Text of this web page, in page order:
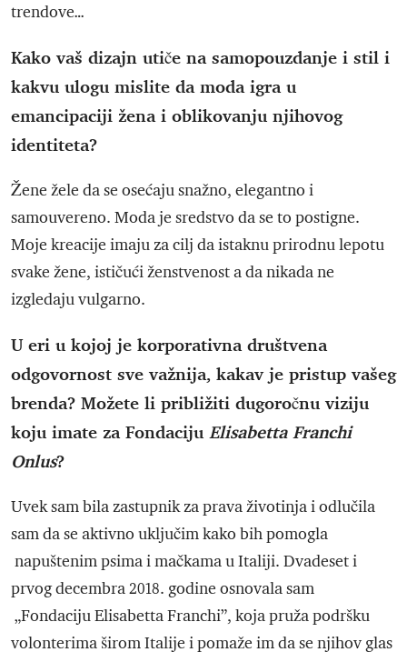
trendove…
Kako vaš dizajn utiče na samopouzdanje i stil i
kakvu ulogu mislite da moda igra u
emancipaciji žena i oblikovanju njihovog
identiteta?
Žene žele da se osećaju snažno, elegantno i
samouvereno. Moda je sredstvo da se to postigne.
Moje kreacije imaju za cilj da istaknu prirodnu lepotu
svake žene, ističući ženstvenost a da nikada ne
izgledaju vulgarno.
U eri u kojoj je korporativna društvena
odgovornost sve važnija, kakav je pristup vašeg
brenda? Možete li približiti dugoročnu viziju
koju imate za Fondaciju Elisabetta Franchi
Onlus?
Uvek sam bila zastupnik za prava životinja i odlučila
sam da se aktivno uključim kako bih pomogla
napuštenim psima i mačkama u Italiji. Dvadeset i
prvog decembra 2018. godine osnovala sam
„Fondaciju Elisabetta Franchi”, koja pruža podršku
volonterima širom Italije i pomaže im da se njihov glas